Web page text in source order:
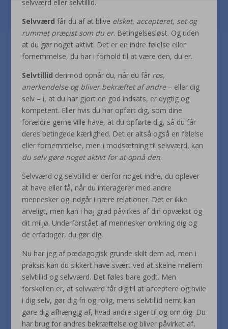
selvværd eller selvtillid.
Selvværd får du af at blive elsket, accepteret, set og
rummet præcist som du er. Betingelsesløst. Og uden
at du gør noget aktivt. Det er en indre følelse eller
fornemmelse, du har i forhold til at være den, du er.
Selvtillid derimod opnår du, når du får ros,
anerkendelse og bliver bekræftet af andre– eller dig
selv – i, at du har gjort en god indsats, er dygtig og
kompetent. Eller hvis du har opført dig, som dine
forældre gerne ville have, at du opførte dig, så du får
deres betingede kærlighed. Det er altså også en følelse
eller fornemmelse, men i modsætning til selvværd, kan
du selv gøre noget aktivt for at opnå den.
Selvværd og selvtillid er derfor noget indre, du oplever
at have eller få, når du interagerer med andre
mennesker og indgår i nære relationer. Det er ikke
arveligt, men kan i høj grad påvirkes af din opvækst og
dit miljø. Underforstået af mennesker omkring dig og
de erfaringer, du gør dig.
Nu har jeg af pædagogisk grunde skilt dem ad, men i
praksis kan du sikkert have svært ved at skelne mellem
selvtillid og selvværd. Det føles bare godt. Men
forskellen er, at selvværd får dig til at acceptere og hvile
i dig selv, gør dig fri og rolig, mens selvtillid nemt kan
gøre dig afhængig af, hvad andre siger til og om dig: Du
har brug for andres bekræftelse og bliver påvirket af,